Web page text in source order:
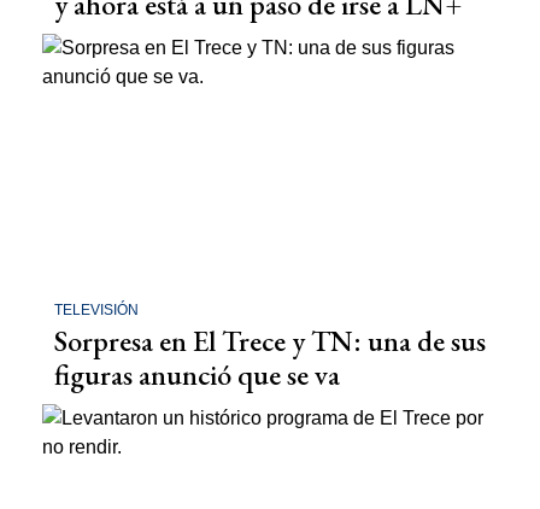
TELEVISIÓN
Sorpresa en El Trece y TN: una de sus
figuras anunció que se va